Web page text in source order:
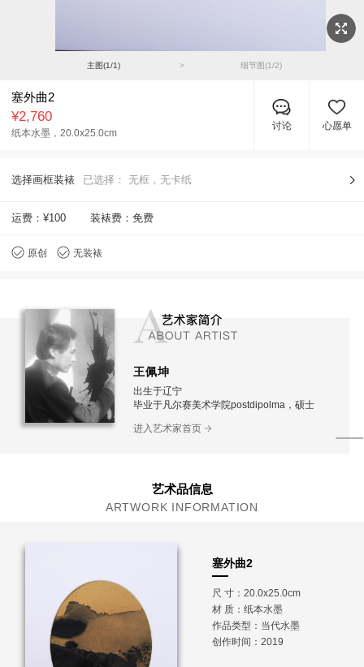
主图(1/1) > 细节图(1/2)
塞外曲2
¥2,760
纸本水墨， 20.0x25.0cm
讨论 心愿单
选择画框装裱 已选择： 无框，无卡纸
运费： ¥100 装裱费：免费
原创 无装裱
王佩坤
出生于辽宁
毕业于凡尔赛美术学院postdipolma，硕士
进入艺术家首页
艺术品信息
ARTWORK INFORMATION
塞外曲2
尺 寸：20.0x25.0cm
材 质： 纸本水墨
作品类型：当代水墨
创作时间：2019